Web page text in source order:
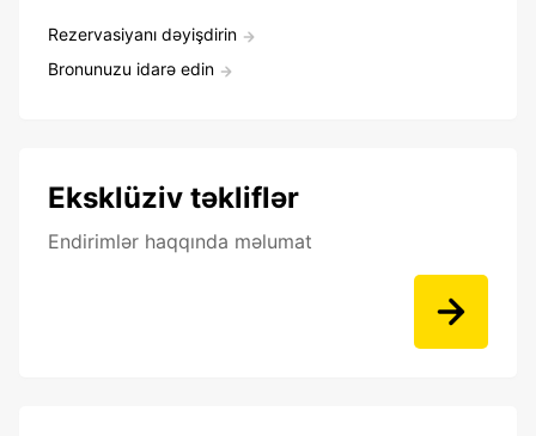
Rezervasiyanı dəyişdirin
Bronunuzu idarə edin
Eksklüziv təkliflər
Endirimlər haqqında məlumat